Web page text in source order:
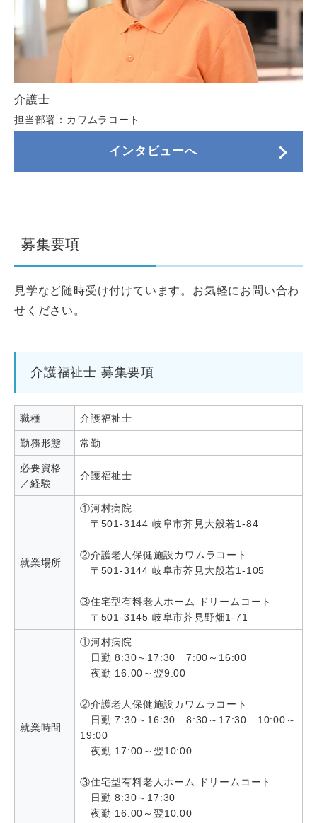
介護士
担当部署：カワムラコート
インタビューへ
募集要項
見学など随時受け付けています。お気軽にお問い合わ
せください。
介護福祉士 募集要項
職種 介護福祉士
勤務形態 常勤
必要資格
／経験
介護福祉士
就業場所
①河村病院
〒501-3144 岐阜市芥見大般若1-84
②介護老人保健施設カワムラコート
〒501-3144 岐阜市芥見大般若1-105
③住宅型有料老人ホーム ドリームコート
〒501-3145 岐阜市芥見野畑1-71
就業時間
①河村病院
日勤 8:30～17:30 7:00～16:00
夜勤 16:00～翌9:00
②介護老人保健施設カワムラコート
日勤 7:30～16:30 8:30～17:30 10:00～
19:00
夜勤 17:00～翌10:00
③住宅型有料老人ホーム ドリームコート
日勤 8:30～17:30
夜勤 16:00～翌10:00